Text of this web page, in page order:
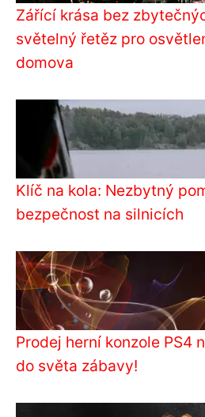
Zářící krása bez
světelný řetěz pro
domova
Klíč na kola: Nezbytný
bezpečnost na silnicích
Prodej herní konzole PS4
do světa zábavy!